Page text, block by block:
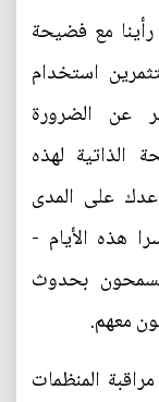
رأينا مع فضيحة
استخدام
عن الضرورة
الذاتية لهذه
على المدى
هذه الأيام -
بحدوث
معهم.
المنظمات